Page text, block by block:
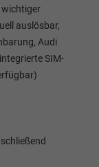
wichtiger
auslösbar,
Audi
SIM-